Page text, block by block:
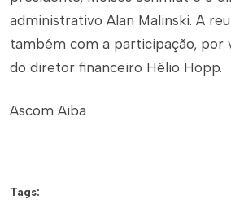
administrativo Alan Malinski. A
também com a participação, por
do diretor financeiro Hélio Hopp.
Ascom Aiba
Tags: